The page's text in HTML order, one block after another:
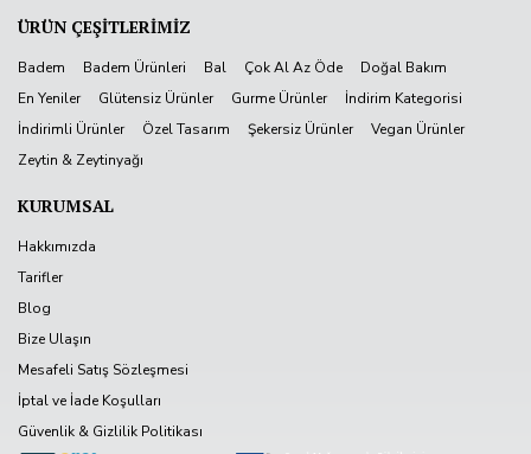
ÜRÜN ÇEŞİTLERİMİZ
Badem Badem Ürünleri Bal Çok Al Az Öde
Doğal Bakım
En Yeniler
Glütensiz Ürünler Gurme Ürünler
İndirim Kategorisi
İndirimli Ürünler
Özel Tasarım Şekersiz Ürünler
Vegan Ürünler
Zeytin & Zeytinyağı
KURUMSAL
Hakkımızda
Tarifler
Blog
Bize Ulaşın
Mesafeli Satış Sözleşmesi
İptal ve İade Koşulları
Güvenlik & Gizlilik Politikası